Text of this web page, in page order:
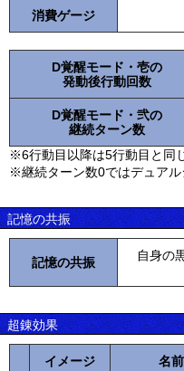
消費ゲージ
D覚醒モード・壱の
発動後行動回数
D覚醒モード・弐の
継続ターン数
※6行動目以降は5行動目と同
※継続ターン数0ではデュア
記憶の共振
記憶の共振
自身の
超錬効果
イメージ 名前